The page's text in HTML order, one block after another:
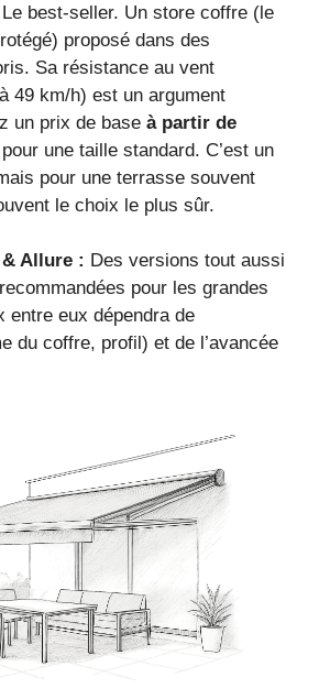
Le best-seller. Un store coffre (le
proposé dans des
Sa résistance au vent
49 km/h) est un argument
un prix de base à partir de
pour une taille standard. C’est un
pour une terrasse souvent
le choix le plus sûr.
Allure : Des versions tout aussi
pour les grandes
entre eux dépendra de
du coffre, profil) et de l’avancée